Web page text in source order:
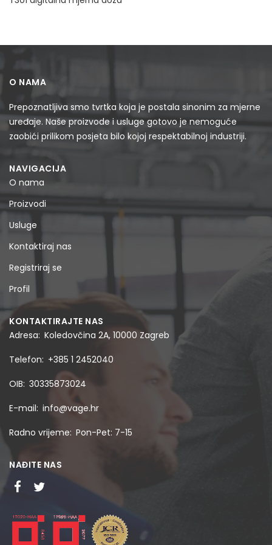
O NAMA
Prepoznatljiva smo tvrtka koja je postala sinonim za mjerne
uređaje. Naše proizvode i usluge gotovo je nemoguće
zaobići prilikom posjeta bilo kojoj respektabilnoj industriji.
NAVIGACIJA
O nama
Proizvodi
Usluge
Kontaktiraj nas
Registriraj se
Profil
KONTAKTIRAJTE NAS
Adresa Koledovčina 2A, 10000 Zagreb
Telefon +385 1 2452040
OIB 30335873024
E-mail info@vage.hr
Radno vrijeme Pon-Pet: 7-15
NAĐITE NAS